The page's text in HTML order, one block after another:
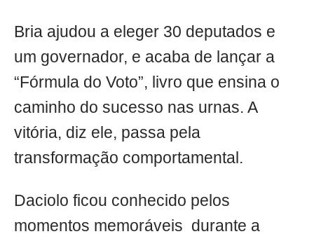
Bria ajudou a eleger 30 deputados e
um governador, e acaba de lançar a
“Fórmula do Voto”, livro que ensina o
caminho do sucesso nas urnas. A
vitória, diz ele, passa pela
transformação comportamental.
Daciolo ficou conhecido pelos
momentos memoráveis durante a